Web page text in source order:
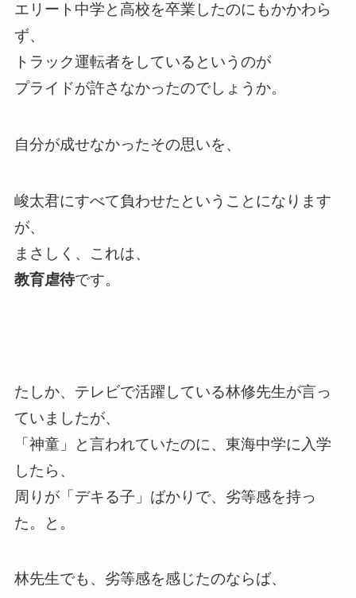
エリート中学と高校を卒業したのにもかかわら
ず、
トラック運転者をしているというのが
プライドが許さなかったのでしょうか。
自分が成せなかったその思いを、
峻太君にすべて負わせたということになります
が、
まさしく、これは、
教育虐待です。
たしか、テレビで活躍している林修先生が言っ
ていましたが、
「神童」と言われていたのに、東海中学に入学
したら、
周りが「デキる子」ばかりで、劣等感を持っ
た。と。
林先生でも、劣等感を感じたのならば、